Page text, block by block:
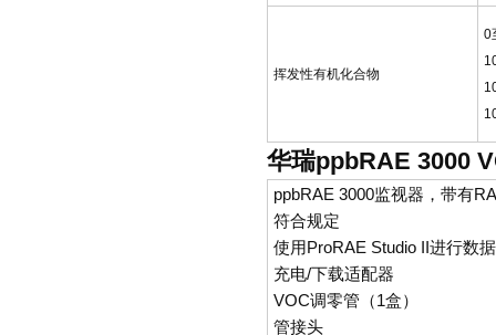
挥发性有机化合物
0
华瑞ppbRAE 3000
ppbRAE 3000监视器，带有
符合规定
使用ProRAE Studio II进行数
充电/下载适配器
VOC调零管（1盒）
管接头